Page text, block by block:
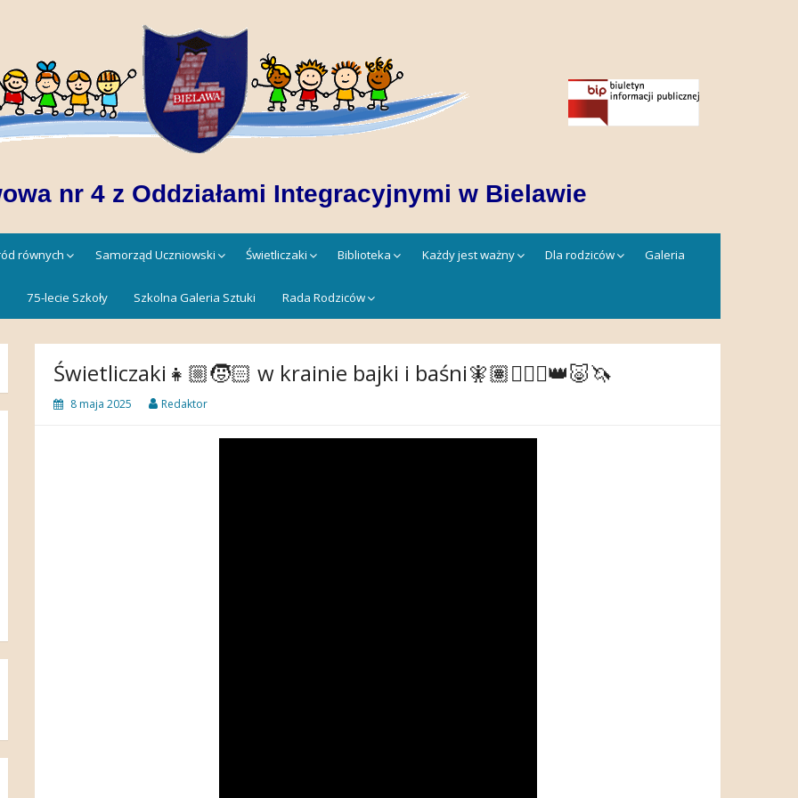
nr 4 z Oddziałami Integracyjnymi w Bielawie
równych Samorząd Uczniowski Świetliczaki Biblioteka Każdy jest ważny Dla rodziców Galeria
75-lecie Szkoły Szkolna Galeria Sztuki Rada Rodziców
Świetliczaki👧🏼🧒🏻 w krainie bajki i baśni🧚🏽🧙🏼‍♂️👑🐷🦄
8 maja 2025 Redaktor